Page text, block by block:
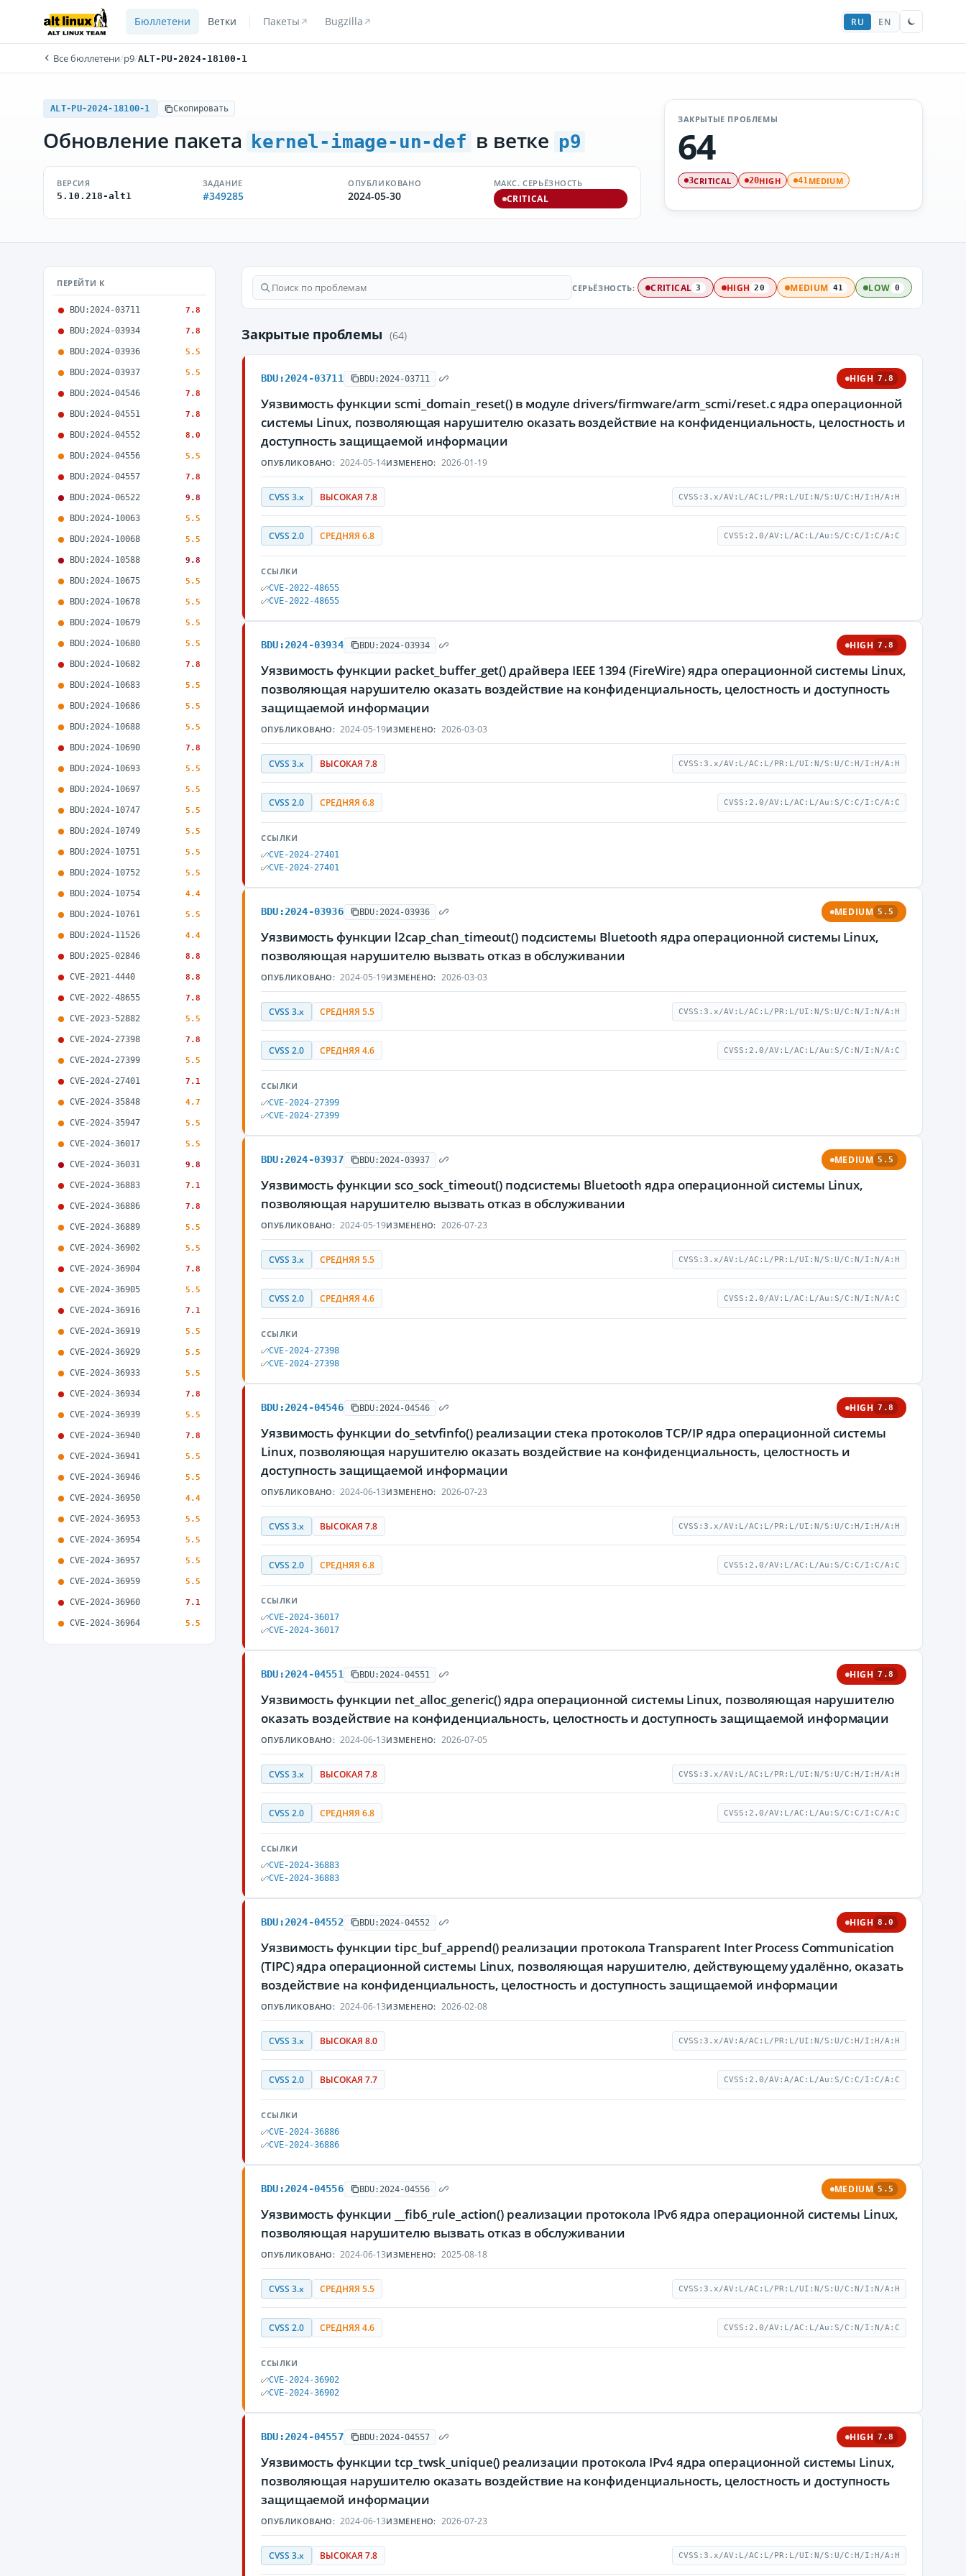
Бюллетени Ветки Пакеты Bugzilla RU EN
Все бюллетени/p9/ALT-PU-2024-18100-1
ALT-PU-2024-18100-1 Скопировать
Обновление пакета kernel-image-un-def в ветке p9
ВЕРСИЯ
5.10.218-alt1
ЗАДАНИЕ
#349285
ОПУБЛИКОВАНО
2024-05-30
МАКС. СЕРЬЁЗНОСТЬ
CRITICAL
ЗАКРЫТЫЕ ПРОБЛЕМЫ
64
3CRITICAL 20HIGH 41MEDIUM
ПЕРЕЙТИ К
BDU:2024-03711 7.8
BDU:2024-03934 7.8
BDU:2024-03936 5.5
BDU:2024-03937 5.5
BDU:2024-04546 7.8
BDU:2024-04551 7.8
BDU:2024-04552 8.0
BDU:2024-04556 5.5
BDU:2024-04557 7.8
BDU:2024-06522 9.8
BDU:2024-10063 5.5
BDU:2024-10068 5.5
BDU:2024-10588 9.8
BDU:2024-10675 5.5
BDU:2024-10678 5.5
BDU:2024-10679 5.5
BDU:2024-10680 5.5
BDU:2024-10682 7.8
BDU:2024-10683 5.5
BDU:2024-10686 5.5
BDU:2024-10688 5.5
BDU:2024-10690 7.8
BDU:2024-10693 5.5
BDU:2024-10697 5.5
BDU:2024-10747 5.5
BDU:2024-10749 5.5
BDU:2024-10751 5.5
BDU:2024-10752 5.5
BDU:2024-10754 4.4
BDU:2024-10761 5.5
BDU:2024-11526 4.4
BDU:2025-02846 8.8
CVE-2021-4440 8.8
CVE-2022-48655 7.8
CVE-2023-52882 5.5
CVE-2024-27398 7.8
CVE-2024-27399 5.5
CVE-2024-27401 7.1
CVE-2024-35848 4.7
CVE-2024-35947 5.5
CVE-2024-36017 5.5
CVE-2024-36031 9.8
CVE-2024-36883 7.1
CVE-2024-36886 7.8
CVE-2024-36889 5.5
CVE-2024-36902 5.5
CVE-2024-36904 7.8
CVE-2024-36905 5.5
CVE-2024-36916 7.1
CVE-2024-36919 5.5
CVE-2024-36929 5.5
CVE-2024-36933 5.5
CVE-2024-36934 7.8
CVE-2024-36939 5.5
CVE-2024-36940 7.8
CVE-2024-36941 5.5
CVE-2024-36946 5.5
CVE-2024-36950 4.4
CVE-2024-36953 5.5
CVE-2024-36954 5.5
CVE-2024-36957 5.5
CVE-2024-36959 5.5
CVE-2024-36960 7.1
CVE-2024-36964 5.5
СЕРЬЁЗНОСТЬ: CRITICAL 3 HIGH 20 MEDIUM 41 LOW 0
Закрытые проблемы (64)
BDU:2024-03711 BDU:2024-03711 HIGH 7.8
Уязвимость функции scmi_domain_reset() в модуле drivers/firmware/arm_scmi/reset.c ядра операционной
системы Linux, позволяющая нарушителю оказать воздействие на конфиденциальность, целостность и
доступность защищаемой информации
ОПУБЛИКОВАНО: 2024-05-14ИЗМЕНЕНО: 2026-01-19
CVSS 3.x ВЫСОКАЯ 7.8 CVSS:3.x/AV:L/AC:L/PR:L/UI:N/S:U/C:H/I:H/A:H
CVSS 2.0 СРЕДНЯЯ 6.8 CVSS:2.0/AV:L/AC:L/Au:S/C:C/I:C/A:C
ССЫЛКИ
CVE-2022-48655
CVE-2022-48655
BDU:2024-03934 BDU:2024-03934 HIGH 7.8
Уязвимость функции packet_buffer_get() драйвера IEEE 1394 (FireWire) ядра операционной системы Linux,
позволяющая нарушителю оказать воздействие на конфиденциальность, целостность и доступность
защищаемой информации
ОПУБЛИКОВАНО: 2024-05-19ИЗМЕНЕНО: 2026-03-03
CVSS 3.x ВЫСОКАЯ 7.8 CVSS:3.x/AV:L/AC:L/PR:L/UI:N/S:U/C:H/I:H/A:H
CVSS 2.0 СРЕДНЯЯ 6.8 CVSS:2.0/AV:L/AC:L/Au:S/C:C/I:C/A:C
ССЫЛКИ
CVE-2024-27401
CVE-2024-27401
BDU:2024-03936 BDU:2024-03936 MEDIUM 5.5
Уязвимость функции l2cap_chan_timeout() подсистемы Bluetooth ядра операционной системы Linux,
позволяющая нарушителю вызвать отказ в обслуживании
ОПУБЛИКОВАНО: 2024-05-19ИЗМЕНЕНО: 2026-03-03
CVSS 3.x СРЕДНЯЯ 5.5 CVSS:3.x/AV:L/AC:L/PR:L/UI:N/S:U/C:N/I:N/A:H
CVSS 2.0 СРЕДНЯЯ 4.6 CVSS:2.0/AV:L/AC:L/Au:S/C:N/I:N/A:C
ССЫЛКИ
CVE-2024-27399
CVE-2024-27399
BDU:2024-03937 BDU:2024-03937 MEDIUM 5.5
Уязвимость функции sco_sock_timeout() подсистемы Bluetooth ядра операционной системы Linux,
позволяющая нарушителю вызвать отказ в обслуживании
ОПУБЛИКОВАНО: 2024-05-19ИЗМЕНЕНО: 2026-07-23
CVSS 3.x СРЕДНЯЯ 5.5 CVSS:3.x/AV:L/AC:L/PR:L/UI:N/S:U/C:N/I:N/A:H
CVSS 2.0 СРЕДНЯЯ 4.6 CVSS:2.0/AV:L/AC:L/Au:S/C:N/I:N/A:C
ССЫЛКИ
CVE-2024-27398
CVE-2024-27398
BDU:2024-04546 BDU:2024-04546 HIGH 7.8
Уязвимость функции do_setvfinfo() реализации стека протоколов TCP/IP ядра операционной системы
Linux, позволяющая нарушителю оказать воздействие на конфиденциальность, целостность и
доступность защищаемой информации
ОПУБЛИКОВАНО: 2024-06-13ИЗМЕНЕНО: 2026-07-23
CVSS 3.x ВЫСОКАЯ 7.8 CVSS:3.x/AV:L/AC:L/PR:L/UI:N/S:U/C:H/I:H/A:H
CVSS 2.0 СРЕДНЯЯ 6.8 CVSS:2.0/AV:L/AC:L/Au:S/C:C/I:C/A:C
ССЫЛКИ
CVE-2024-36017
CVE-2024-36017
BDU:2024-04551 BDU:2024-04551 HIGH 7.8
Уязвимость функции net_alloc_generic() ядра операционной системы Linux, позволяющая нарушителю
оказать воздействие на конфиденциальность, целостность и доступность защищаемой информации
ОПУБЛИКОВАНО: 2024-06-13ИЗМЕНЕНО: 2026-07-05
CVSS 3.x ВЫСОКАЯ 7.8 CVSS:3.x/AV:L/AC:L/PR:L/UI:N/S:U/C:H/I:H/A:H
CVSS 2.0 СРЕДНЯЯ 6.8 CVSS:2.0/AV:L/AC:L/Au:S/C:C/I:C/A:C
ССЫЛКИ
CVE-2024-36883
CVE-2024-36883
BDU:2024-04552 BDU:2024-04552 HIGH 8.0
Уязвимость функции tipc_buf_append() реализации протокола Transparent Inter Process Communication
(TIPC) ядра операционной системы Linux, позволяющая нарушителю, действующему удалённо, оказать
воздействие на конфиденциальность, целостность и доступность защищаемой информации
ОПУБЛИКОВАНО: 2024-06-13ИЗМЕНЕНО: 2026-02-08
CVSS 3.x ВЫСОКАЯ 8.0 CVSS:3.x/AV:A/AC:L/PR:L/UI:N/S:U/C:H/I:H/A:H
CVSS 2.0 ВЫСОКАЯ 7.7 CVSS:2.0/AV:A/AC:L/Au:S/C:C/I:C/A:C
ССЫЛКИ
CVE-2024-36886
CVE-2024-36886
BDU:2024-04556 BDU:2024-04556 MEDIUM 5.5
Уязвимость функции __fib6_rule_action() реализации протокола IPv6 ядра операционной системы Linux,
позволяющая нарушителю вызвать отказ в обслуживании
ОПУБЛИКОВАНО: 2024-06-13ИЗМЕНЕНО: 2025-08-18
CVSS 3.x СРЕДНЯЯ 5.5 CVSS:3.x/AV:L/AC:L/PR:L/UI:N/S:U/C:N/I:N/A:H
CVSS 2.0 СРЕДНЯЯ 4.6 CVSS:2.0/AV:L/AC:L/Au:S/C:N/I:N/A:C
ССЫЛКИ
CVE-2024-36902
CVE-2024-36902
BDU:2024-04557 BDU:2024-04557 HIGH 7.8
Уязвимость функции tcp_twsk_unique() реализации протокола IPv4 ядра операционной системы Linux,
позволяющая нарушителю оказать воздействие на конфиденциальность, целостность и доступность
защищаемой информации
ОПУБЛИКОВАНО: 2024-06-13ИЗМЕНЕНО: 2026-07-23
CVSS 3.x ВЫСОКАЯ 7.8 CVSS:3.x/AV:L/AC:L/PR:L/UI:N/S:U/C:H/I:H/A:H